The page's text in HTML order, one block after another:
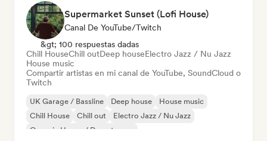
Supermarket Sunset (Lofi House)
Canal De YouTube/Twitch
&gt; 100 respuestas dadas
Chill HouseChill outDeep houseElectro Jazz / Nu Jazz
House music
Compartir artistas en mi canal de YouTube, SoundCloud o
Twitch
UK Garage / Bassline Deep house
House music
Chill House
Chill out
Electro Jazz / Nu Jazz
Organic House / Downtempo